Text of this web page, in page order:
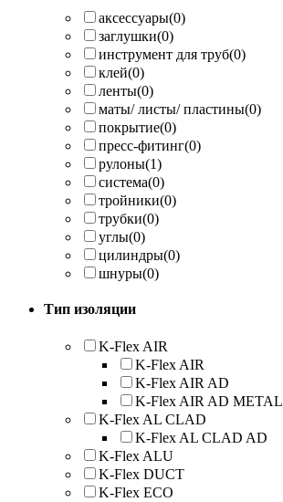
аксессуары(0)
заглушки(0)
инструмент для труб(0)
клей(0)
ленты(0)
маты/ листы/ пластины(0)
покрытие(0)
пресс-фитинг(0)
рулоны(1)
система(0)
тройники(0)
трубки(0)
углы(0)
цилиндры(0)
шнуры(0)
Тип изоляции
K-Flex AIR
K-Flex AIR
K-Flex AIR AD
K-Flex AIR AD METAL
K-Flex AL CLAD
K-Flex AL CLAD AD
K-Flex ALU
K-Flex DUCT
K-Flex ECO